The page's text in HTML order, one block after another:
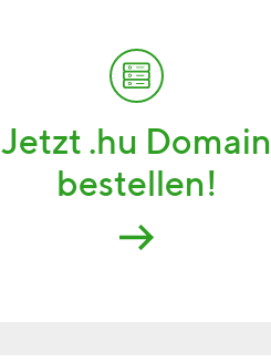
Jetzt .hu Domain
bestellen!